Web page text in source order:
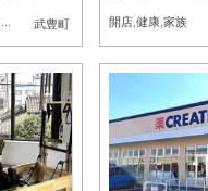
武豊町
習い事,おひとりさま開店, 健康, 家族